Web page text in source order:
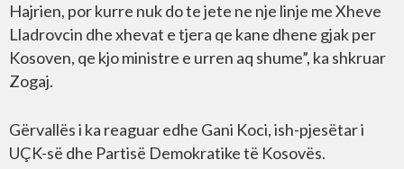
Hajrien, por kurre nuk do te jete ne nje linje me Xheve
Lladrovcin dhe xhevat e tjera qe kane dhene gjak per
Kosoven, qe kjo ministre e urren aq shume”, ka shkruar
Zogaj.
Gërvallës i ka reaguar edhe Gani Koci, ish-pjesëtar i
UÇK-së dhe Partisë Demokratike të Kosovës.